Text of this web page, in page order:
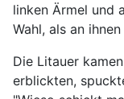
linken Ärmel und
Wahl, als an
Die Litauer
erblickten,